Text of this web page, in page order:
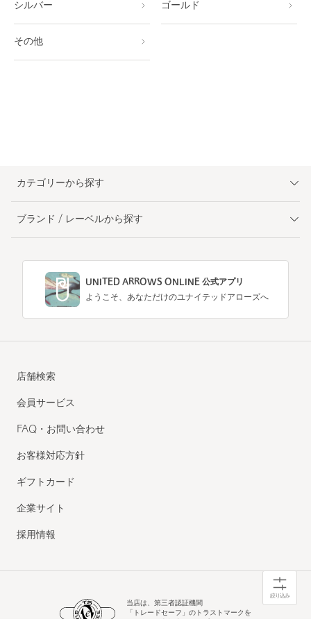
絞り込み
シルバー ゴールド
その他
カテゴリーから探す
ブランド / レーベルから探す
UNITED ARROWS ONLINE 公式アプリ
ようこそ、あなただけのユナイテッドアローズへ
店舗検索
会員サービス
FAQ・お問い合わせ
お客様対応方針
ギフトカード
企業サイト
採用情報
当店は、第三者認証機関
「トレードセーフ」のトラストマークを